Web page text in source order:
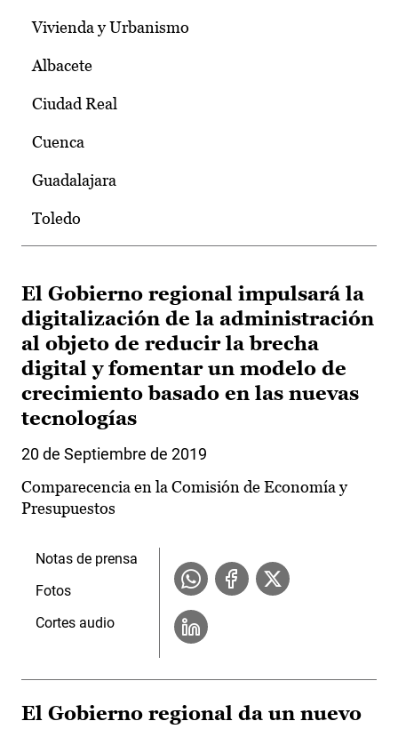
Vivienda y Urbanismo
Albacete
Ciudad Real
Cuenca
Guadalajara
Toledo
El Gobierno regional impulsará la
digitalización de la administración
al objeto de reducir la brecha
digital y fomentar un modelo de
crecimiento basado en las nuevas
tecnologías
20 de Septiembre de 2019
Comparecencia en la Comisión de Economía y
Presupuestos
Notas de prensa
Fotos
Cortes audio
El Gobierno regional da un nuevo